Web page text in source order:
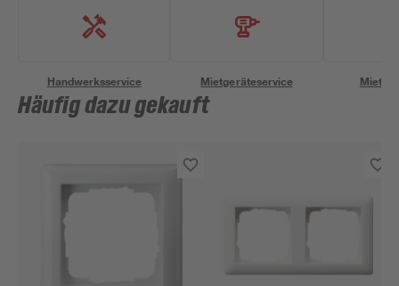
Handwerksservice Mietgeräteservice
Häufig dazu gekauft